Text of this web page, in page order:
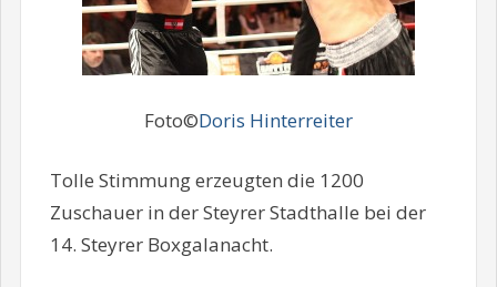
Foto©Doris Hinterreiter
Tolle Stimmung erzeugten die 1200
Zuschauer in der Steyrer Stadthalle bei der
14. Steyrer Boxgalanacht.